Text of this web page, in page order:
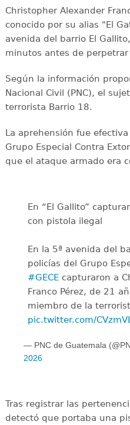
Christopher Alexander
conocido por su alias "El
avenida del barrio El
minutos antes de
Según la información
Nacional Civil (PNC), el
terrorista Barrio 18.
La aprehensión fue
Grupo Especial Contra
que el ataque armado era
En “El Gallito”
con pistola ilegal
En la 5ª avenida del
policías del Grupo
#GECE capturaron a
Franco Pérez, de 21
miembro de la
pic.twitter.com/
— PNC de Guatemala
2026
Tras registrar las
detectó que portaba una